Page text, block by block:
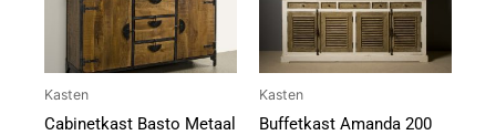
Kasten
Cabinetkast Basto Metaal
Kasten
Buffetkast Amanda 200